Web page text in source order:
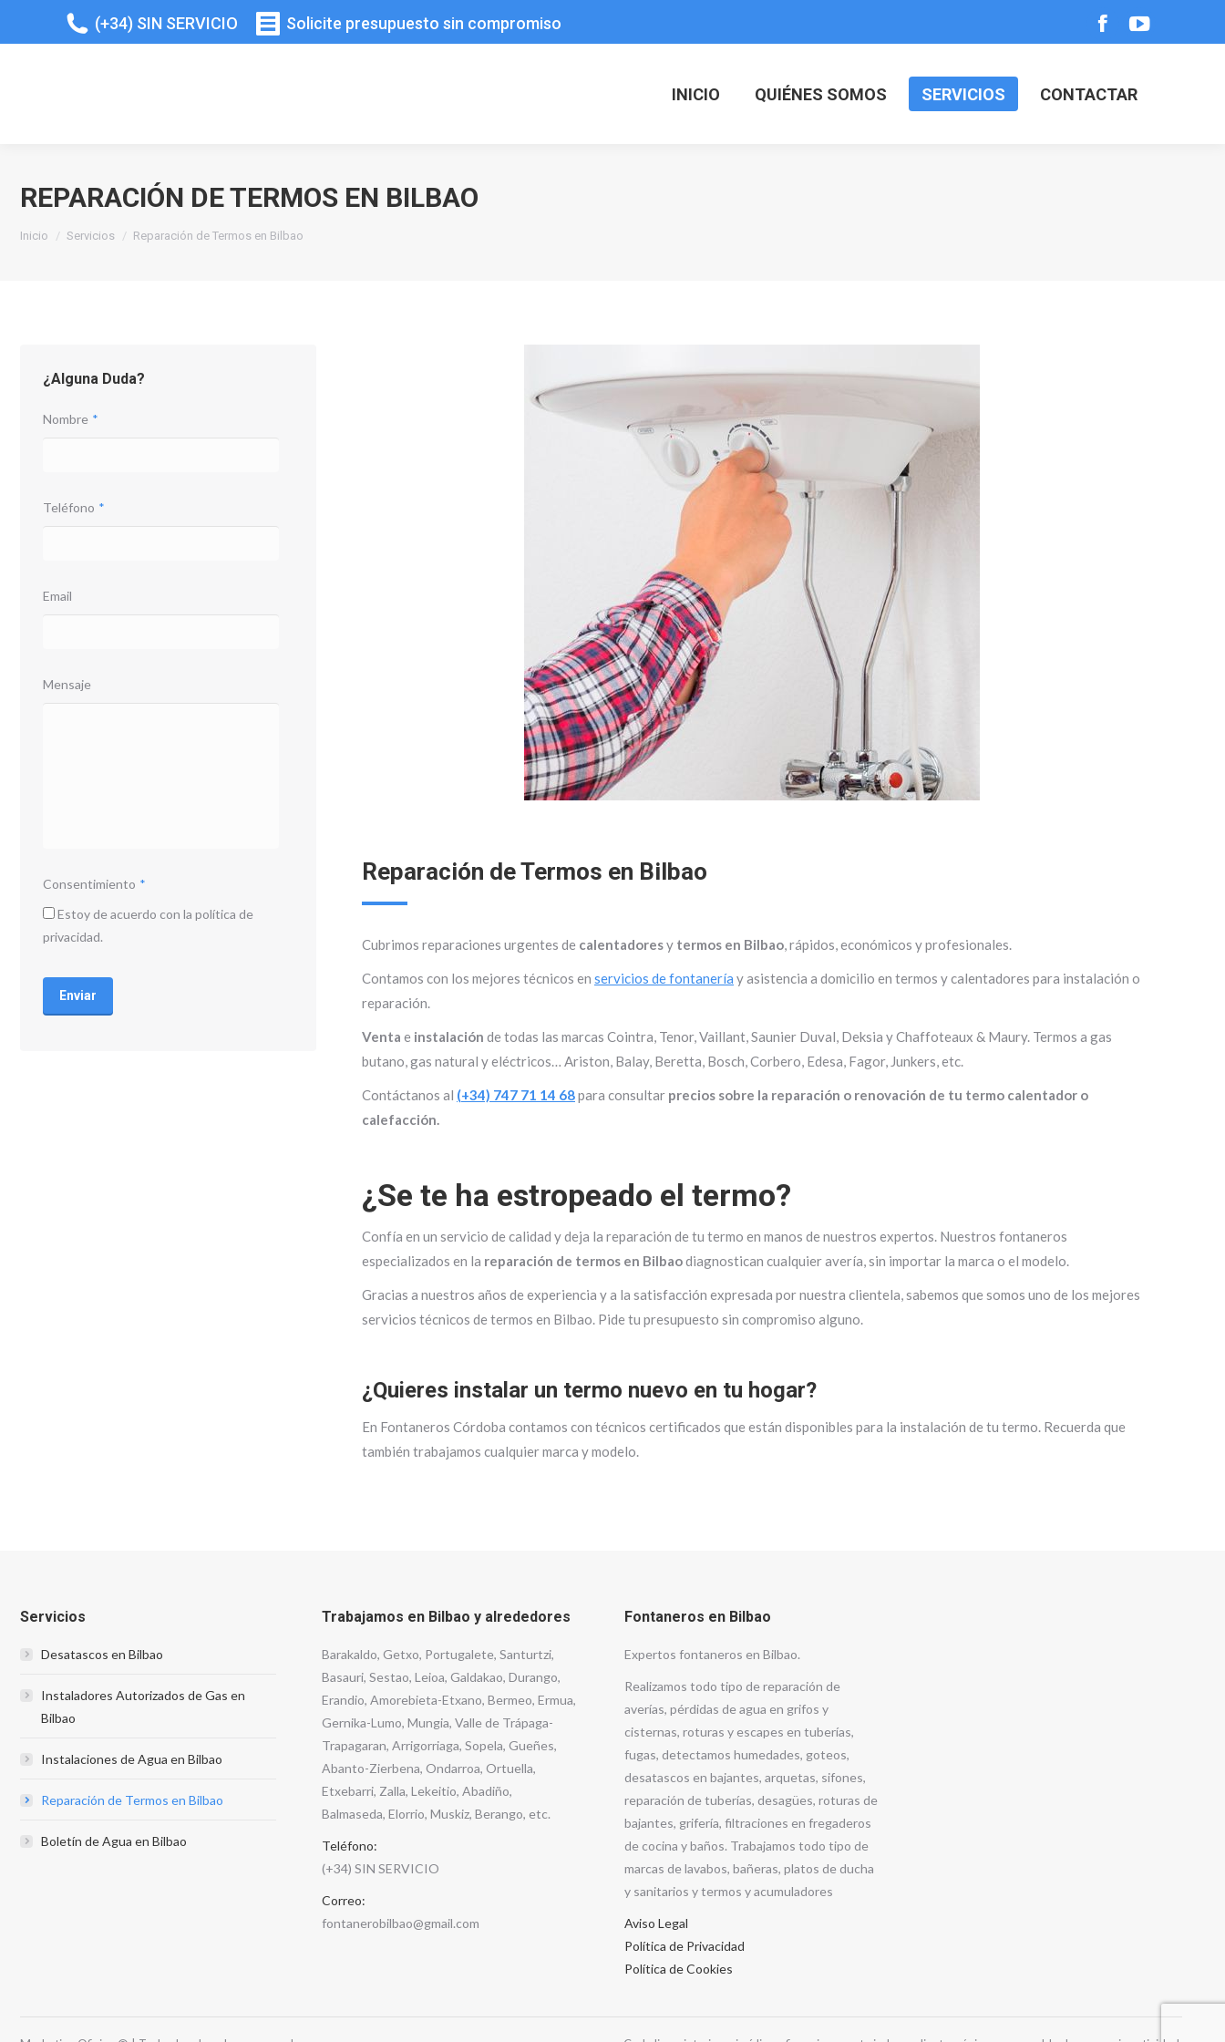
(+34) SIN SERVICIO Solicite presupuesto sin compromiso
INICIO QUIÉNES SOMOS SERVICIOS CONTACTAR
REPARACIÓN DE TERMOS EN BILBAO
Inicio Servicios Reparación de Termos en Bilbao
Reparación de Termos en Bilbao
Cubrimos reparaciones urgentes de calentadoresy termos en Bilbao, rápidos, económicos y profesionales.
Contamos con los mejores técnicos en servicios de fontanería y asistencia a domicilio en termos y calentadores para instalación o
reparación.
Venta e instalación de todas las marcas Cointra, Tenor, Vaillant, Saunier Duval, Deksia y Chaffoteaux & Maury. Termos a gas
butano, gas natural y eléctricos… Ariston, Balay, Beretta, Bosch, Corbero, Edesa, Fagor, Junkers, etc.
Contáctanos al (+34) 747 71 14 68para consultar precios sobre la reparación o renovación de tu termo calentador o
calefacción.
¿Se te ha estropeado el termo?
Confía en un servicio de calidad y deja la reparación de tu termo en manos de nuestros expertos. Nuestros fontaneros
especializados en la reparación de termos en Bilbaodiagnostican cualquier avería, sin importar la marca o el modelo.
Gracias a nuestros años de experiencia y a la satisfacción expresada por nuestra clientela, sabemos que somos uno de los mejores
servicios técnicos de termos en Bilbao. Pide tu presupuesto sin compromiso alguno.
¿Quieres instalar un termo nuevo en tu hogar?
En Fontaneros Córdoba contamos con técnicos certificados que están disponibles para la instalación de tu termo. Recuerda que
también trabajamos cualquier marca y modelo.
¿Alguna Duda?
Nombre *
Teléfono *
Email
Mensaje
Consentimiento *
Estoy de acuerdo con la política de
privacidad.
Servicios
Desatascos en Bilbao
Instaladores Autorizados de Gas en
Bilbao
Instalaciones de Agua en Bilbao
Reparación de Termos en Bilbao
Boletín de Agua en Bilbao
Trabajamos en Bilbao y alrededores
Barakaldo, Getxo, Portugalete, Santurtzi,
Basauri, Sestao, Leioa, Galdakao, Durango,
Erandio, Amorebieta-Etxano, Bermeo, Ermua,
Gernika-Lumo, Mungia, Valle de Trápaga-
Trapagaran, Arrigorriaga, Sopela, Gueñes,
Abanto-Zierbena, Ondarroa, Ortuella,
Etxebarri, Zalla, Lekeitio, Abadiño,
Balmaseda, Elorrio, Muskiz, Berango, etc.
Teléfono:
(+34) SIN SERVICIO
Correo:
fontanerobilbao@gmail.com
Fontaneros en Bilbao
Expertos fontaneros en Bilbao.
Realizamos todo tipo de reparación de
averías, pérdidas de agua en grifos y
cisternas, roturas y escapes en tuberías,
fugas, detectamos humedades, goteos,
desatascos en bajantes, arquetas, sifones,
reparación de tuberías, desagües, roturas de
bajantes, grifería, filtraciones en fregaderos
de cocina y baños. Trabajamos todo tipo de
marcas de lavabos, bañeras, platos de ducha
y sanitarios y termos y acumuladores
Aviso Legal
Política de Privacidad
Política de Cookies